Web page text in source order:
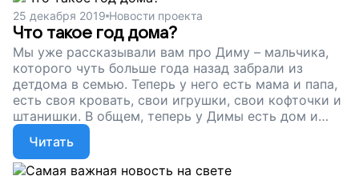
25 декабря 2019 Новости проекта
Что такое год дома?
Мы уже рассказывали вам про Диму – мальчика,
которого чуть больше года назад забрали из
детдома в семью. Теперь у него есть мама и папа,
есть своя кровать, свои игрушки, свои кофточки и
штанишки. В общем, теперь у Димы есть дом и
родители – самое главное в жизни ребенка...
Читать